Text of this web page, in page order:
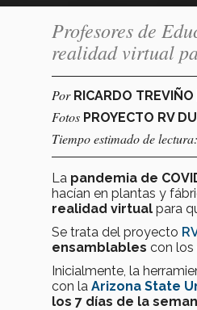
Profesores de
realidad virtual
Por RICARDO
Fotos PROYECTO RV
Tiempo estimado de
La pandemia de
hacían en plantas y
realidad virtual para
Se trata del proyecto
ensamblables con los
Inicialmente, la
con la Arizona State
los 7 días de la